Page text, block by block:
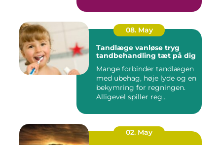
08. May
Tandlæge vanløse tryg
tandbehandling tæt på dig
Mange forbinder tandlægen
med ubehag, høje lyde og en
bekymring for regningen.
Alligevel spiller reg...
02. May